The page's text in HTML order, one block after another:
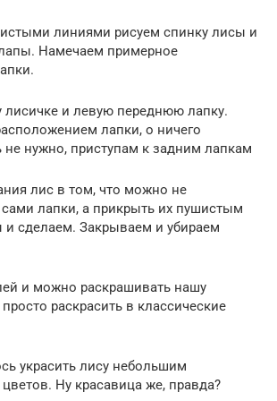
линиями рисуем спинку лисы и
Намечаем примерное
лисичке и левую переднюю лапку.
лапки, о ничего
не нужно, приступам к задним лапкам
лис в том, что можно не
сами лапки, а прикрыть их пушистым
сделаем. Закрываем и убираем
и можно раскрашивать нашу
раскрасить в классические
украсить лису небольшим
Ну красавица же, правда?